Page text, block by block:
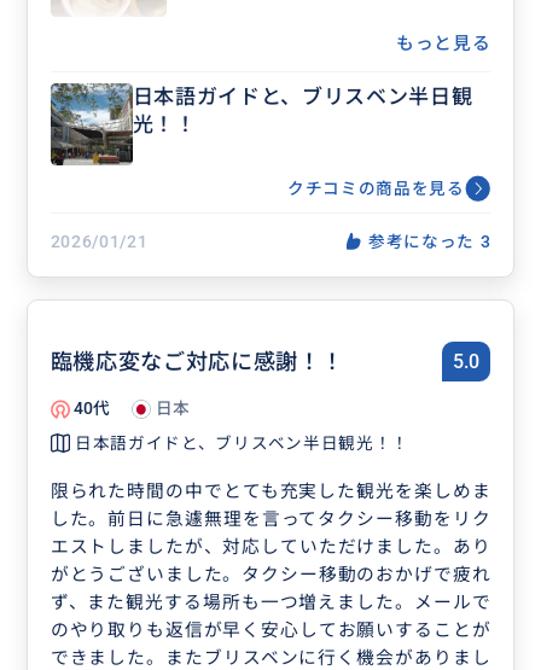
す🤲ありがとうございました！
もっと見る
日本語ガイドと、ブリスベン半日観
光！！
クチコミの商品を見る
2026/01/21 参考になった 3
臨機応変なご対応に感謝！！ 5.0
40代
日本
日本語ガイドと、ブリスベン半日観光！！
限られた時間の中でとても充実した観光を楽しめま
した。前日に急遽無理を言ってタクシー移動をリク
エストしましたが、対応していただけました。あり
がとうございました。タクシー移動のおかげで疲れ
ず、また観光する場所も一つ増えました。メールで
のやり取りも返信が早く安心してお願いすることが
できました。またブリスベンに行く機会がありまし